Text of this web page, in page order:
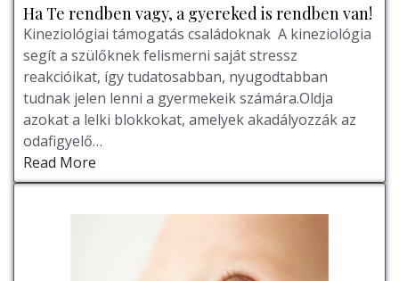
Ha Te rendben vagy, a gyereked is rendben van!
Kineziológiai támogatás családoknak A kineziológia
segít a szülőknek felismerni saját stressz
reakcióikat, így tudatosabban, nyugodtabban
tudnak jelen lenni a gyermekeik számára.Oldja
azokat a lelki blokkokat, amelyek akadályozzák az
odafigyelő…
Read More